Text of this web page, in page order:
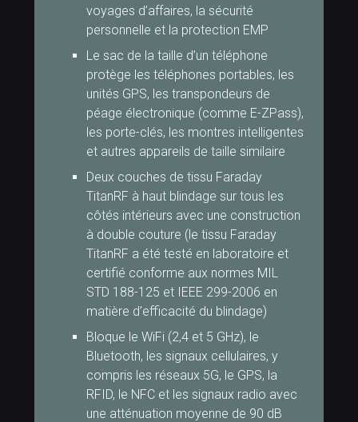
voyages d’affaires, la sécurité
personnelle et la protection EMP
Le sac de la taille d’un téléphone
protège les téléphones portables, les
unités GPS, les transpondeurs de
péage électronique (comme E-ZPass),
les porte-clés, les montres intelligentes
et autres appareils de taille similaire
Deux couches de tissu Faraday
TitanRF à haut blindage sur tous les
côtés intérieurs avec une construction
à double couture (le tissu Faraday
TitanRF a été testé en laboratoire et
certifié conforme aux normes MIL
STD 188-125 et IEEE 299-2006 en
matière d’efficacité du blindage)
Bloque le WiFi (2,4 et 5 GHz), le
Bluetooth, les signaux cellulaires, y
compris les réseaux 5G, le GPS, la
RFID, le NFC et les signaux radio avec
une atténuation moyenne de 90 dB